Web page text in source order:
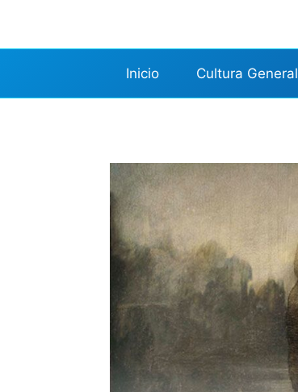
contenido
Inicio Cultura General